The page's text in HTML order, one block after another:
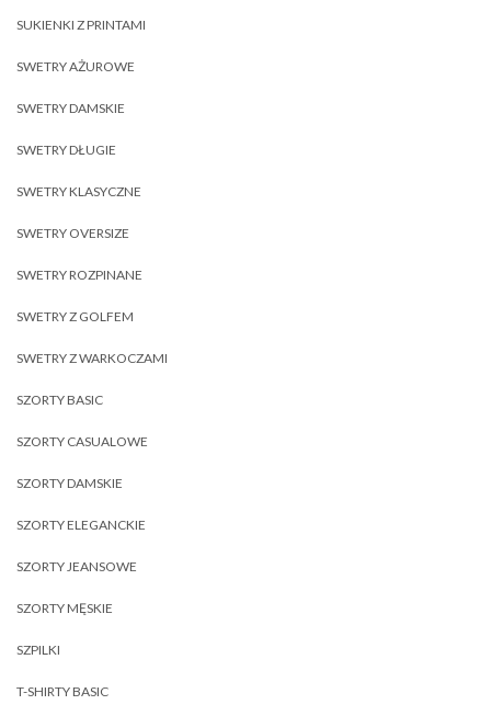
SUKIENKI Z PRINTAMI
SWETRY AŻUROWE
SWETRY DAMSKIE
SWETRY DŁUGIE
SWETRY KLASYCZNE
SWETRY OVERSIZE
SWETRY ROZPINANE
SWETRY Z GOLFEM
SWETRY Z WARKOCZAMI
SZORTY BASIC
SZORTY CASUALOWE
SZORTY DAMSKIE
SZORTY ELEGANCKIE
SZORTY JEANSOWE
SZORTY MĘSKIE
SZPILKI
T-SHIRTY BASIC